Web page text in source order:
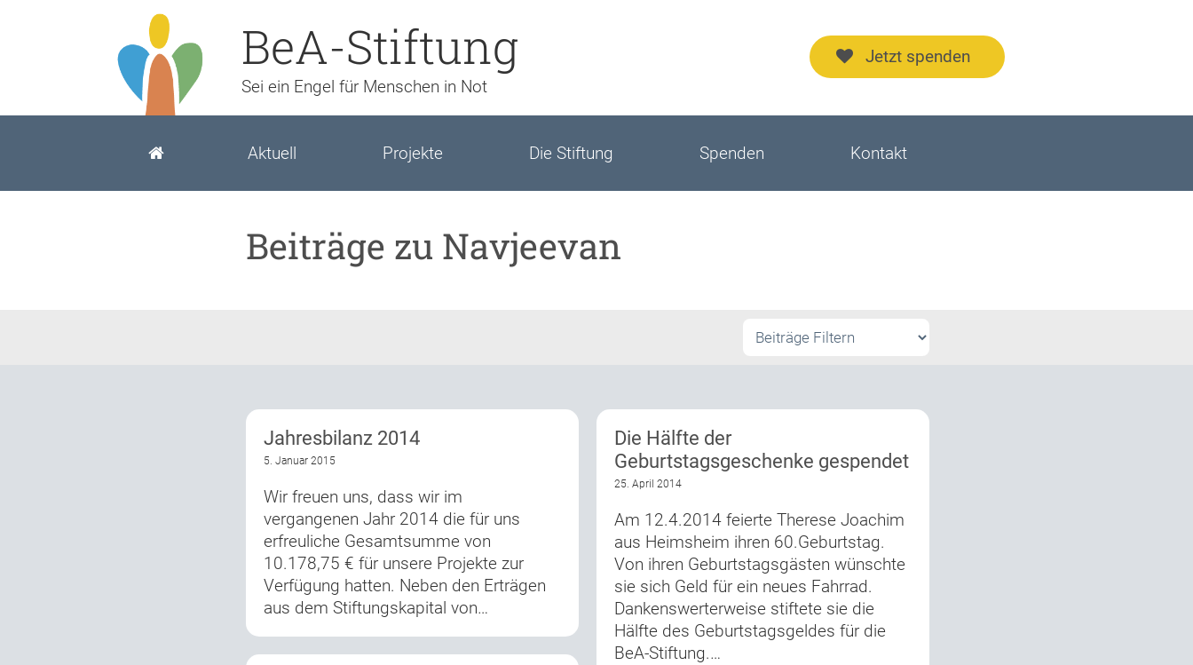
BeA-Stiftung
Sei ein Engel für Menschen in Not
Jetzt spenden
Aktuell Projekte Die Stiftung Spenden Kontakt
Beiträge zu Navjeevan
Jahresbilanz 2014
5. Januar 2015
Wir freuen uns, dass wir im
vergangenen Jahr 2014 die für uns
erfreuliche Gesamtsumme von
10.178,75 € für unsere Projekte zur
Verfügung hatten. Neben den Erträgen
aus dem Stiftungskapital von…
Die Hälfte der
Geburtstagsgeschenke gespendet
25. April 2014
Am 12.4.2014 feierte Therese Joachim
aus Heimsheim ihren 60.Geburtstag.
Von ihren Geburtstagsgästen wünschte
sie sich Geld für ein neues Fahrrad.
Dankenswerterweise stiftete sie die
Hälfte des Geburtstagsgeldes für die
BeA-Stiftung.…